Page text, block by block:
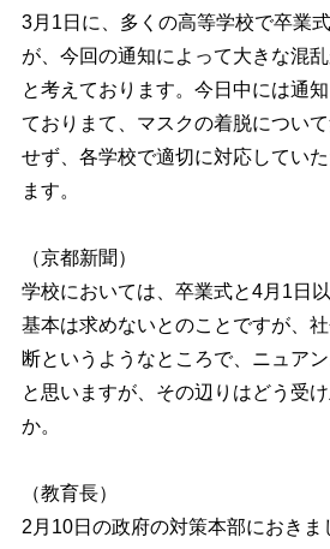
3月1日に、多くの高等学校で卒業
が、今回の通知によって大きな混
と考えております。今日中には通
ておりまて、マスクの着脱につい
せず、各学校で適切に対応してい
ます。
（京都新聞）
学校においては、卒業式と4月1日
基本は求めないとのことですが、
断というようなところで、ニュア
と思いますが、その辺りはどう受
か。
（教育長）
2月10日の政府の対策本部におき